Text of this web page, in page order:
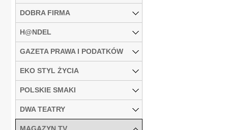
DOBRA FIRMA
H@NDEL
GAZETA PRAWA I PODATKÓW
EKO STYL ŻYCIA
POLSKIE SMAKI
DWA TEATRY
MAGAZYN TV